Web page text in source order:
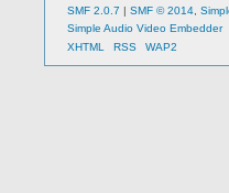
SMF 2.0.7 | SMF © 2014,
Simple Audio Video Embedder
XHTML
RSS WAP2